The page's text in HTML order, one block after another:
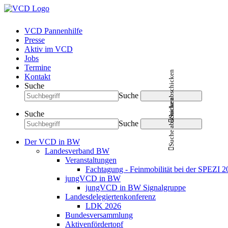
VCD Pannenhilfe
Presse
Aktiv im VCD
Jobs
Termine
Kontakt
Suche
Suche
Suche abschicken
Suche
Suche
Suche abschicken
Der VCD in BW
Landesverband BW
Veranstaltungen
Fachtagung - Feinmobilität bei der SPEZI
jungVCD in BW
jungVCD in BW Signalgruppe
Landesdelegiertenkonferenz
LDK 2026
Bundesversammlung
Aktivenfördertopf